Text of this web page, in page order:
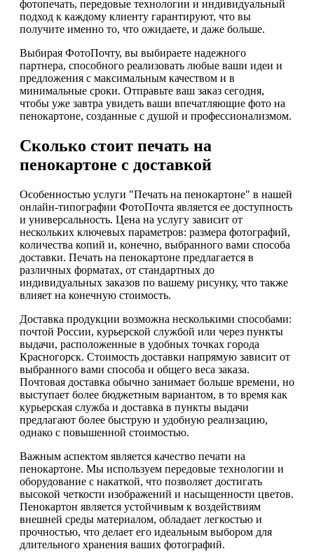
фотопечать, передовые технологии и индивидуальный
подход к каждому клиенту гарантируют, что вы
получите именно то, что ожидаете, и даже больше.
Выбирая ФотоПочту, вы выбираете надежного
партнера, способного реализовать любые ваши идеи и
предложения с максимальным качеством и в
минимальные сроки. Отправьте ваш заказ сегодня,
чтобы уже завтра увидеть ваши впечатляющие фото на
пенокартоне, созданные с душой и профессионализмом.
Сколько стоит печать на
пенокартоне с доставкой
Особенностью услуги "Печать на пенокартоне" в нашей
онлайн-типографии ФотоПочта является ее доступность
и универсальность. Цена на услугу зависит от
нескольких ключевых параметров: размера фотографий,
количества копий и, конечно, выбранного вами способа
доставки. Печать на пенокартоне предлагается в
различных форматах, от стандартных до
индивидуальных заказов по вашему рисунку, что также
влияет на конечную стоимость.
Доставка продукции возможна несколькими способами:
почтой России, курьерской службой или через пункты
выдачи, расположенные в удобных точках города
Красногорск. Стоимость доставки напрямую зависит от
выбранного вами способа и общего веса заказа.
Почтовая доставка обычно занимает больше времени, но
выступает более бюджетным вариантом, в то время как
курьерская служба и доставка в пункты выдачи
предлагают более быструю и удобную реализацию,
однако с повышенной стоимостью.
Важным аспектом является качество печати на
пенокартоне. Мы используем передовые технологии и
оборудование с накаткой, что позволяет достигать
высокой четкости изображений и насыщенности цветов.
Пенокартон является устойчивым к воздействиям
внешней среды материалом, обладает легкостью и
прочностью, что делает его идеальным выбором для
длительного хранения ваших фотографий.